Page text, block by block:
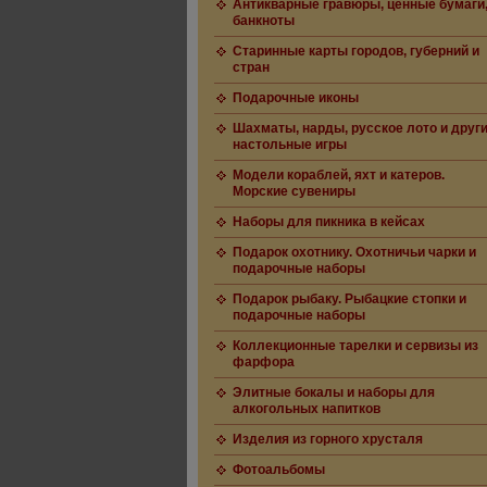
Антикварные гравюры, ценные бумаги,
банкноты
Старинные карты городов, губерний и
стран
Подарочные иконы
Шахматы, нарды, русское лото и
настольные игры
Модели кораблей, яхт и катеров.
Морские сувениры
Наборы для пикника в кейсах
Подарок охотнику. Охотничьи чарки и
подарочные наборы
Подарок рыбаку. Рыбацкие стопки и
подарочные наборы
Коллекционные тарелки и сервизы из
фарфора
Элитные бокалы и наборы для
алкогольных напитков
Изделия из горного хрусталя
Фотоальбомы